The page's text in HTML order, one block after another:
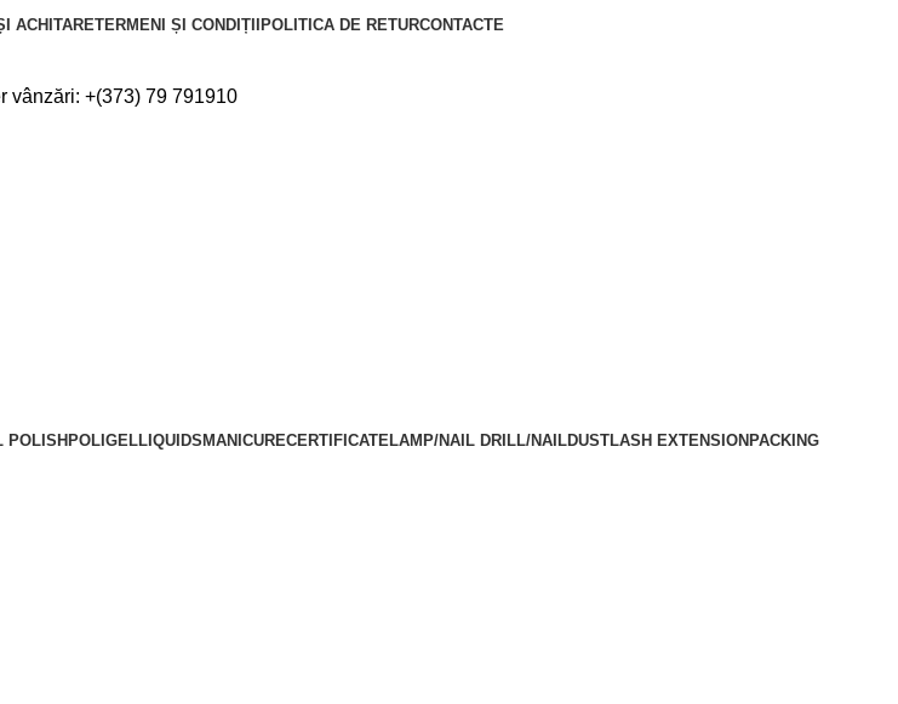
ACHITARETERMENI ȘI CONDIȚII POLITICA DE RETURCONTACTE
vânzări: +(373) 79 791910
POLISH POLIGELLIQUIDS MANICURECERTIFICATELAMP/NAIL DRILL/NAILDUSTLASH EXTENSION PACKING